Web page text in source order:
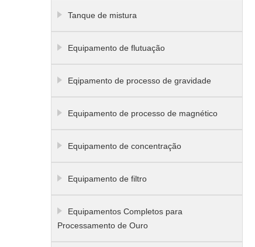
Tanque de mistura
Equipamento de flutuação
Eqipamento de processo de gravidade
Equipamento de processo de magnético
Equipamento de concentração
Equipamento de filtro
Equipamentos Completos para
Processamento de Ouro